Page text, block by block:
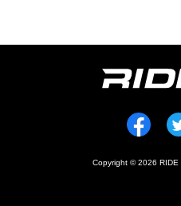
Copyright © 2026 RIDE